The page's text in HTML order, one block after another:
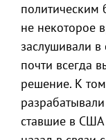
политическим
не некоторое
заслушивали в
почти всегда
решение. К
ставшие в США